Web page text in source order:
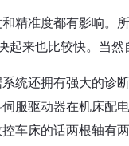
精准度都有影响。
来也比较快。当然
统还拥有强大的诊
服驱动器在机床配
车床的话两根轴有